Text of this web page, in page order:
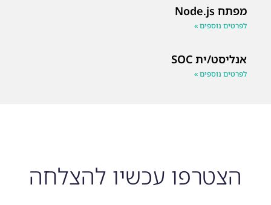
מפתח Node.js
לפרטים נוספים »
אנליסט/ית SOC
לפרטים נוספים »
הצטרפו עכשיו להצלחה